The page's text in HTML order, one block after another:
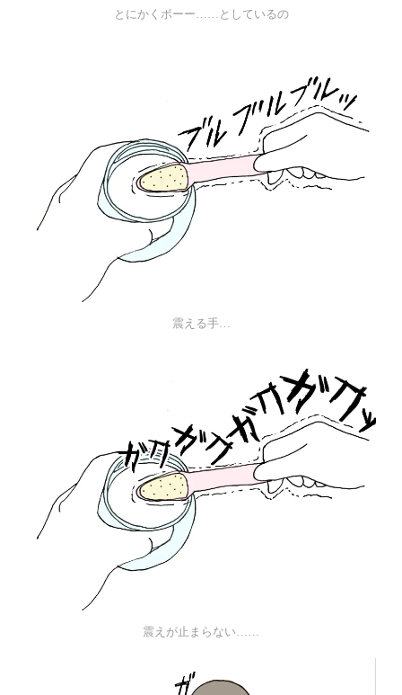
とにかくボーー……としているの
震える手…
震えが止まらない……